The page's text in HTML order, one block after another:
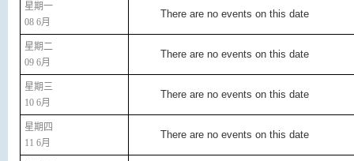
星期一
08 6月
There are no events on this date
星期二
09 6月
There are no events on this date
星期三
10 6月
There are no events on this date
星期四
11 6月
There are no events on this date